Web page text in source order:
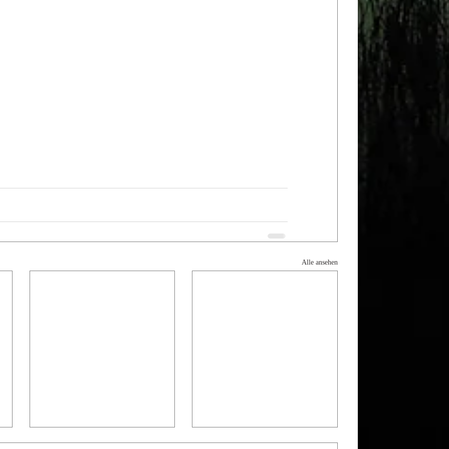
Alle ansehen